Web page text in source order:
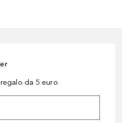
da 5 euro